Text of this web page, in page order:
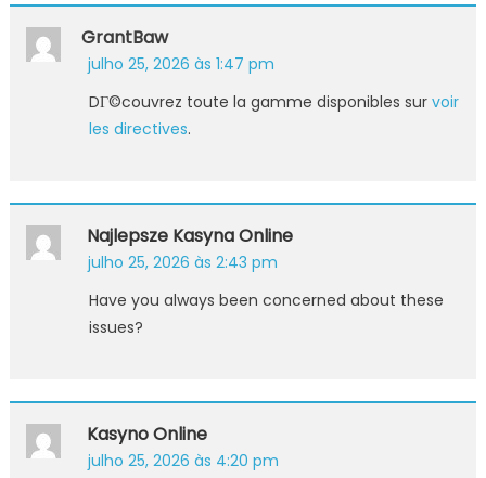
GrantBaw
julho 25, 2026 às 1:47 pm
DГ©couvrez toute la gamme disponibles sur voir
les directives.
Najlepsze Kasyna Online
julho 25, 2026 às 2:43 pm
Have you always been concerned about these
issues?
Kasyno Online
julho 25, 2026 às 4:20 pm